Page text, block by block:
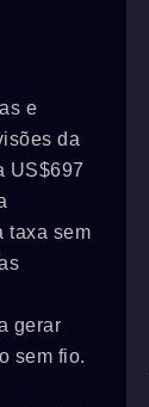
e
da
US$697
taxa sem
gerar
sem fio.